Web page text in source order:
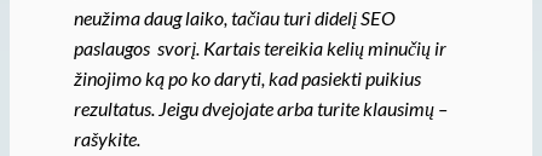
neužima daug laiko, tačiau turi didelį SEO
paslaugos svorį. Kartais tereikia kelių minučių ir
žinojimo ką po ko daryti, kad pasiekti puikius
rezultatus. Jeigu dvejojate arba turite klausimų –
rašykite.